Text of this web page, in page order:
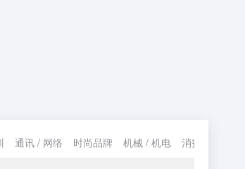
通讯 / 网络 时尚品牌 机械 / 机电 消费 / 购物